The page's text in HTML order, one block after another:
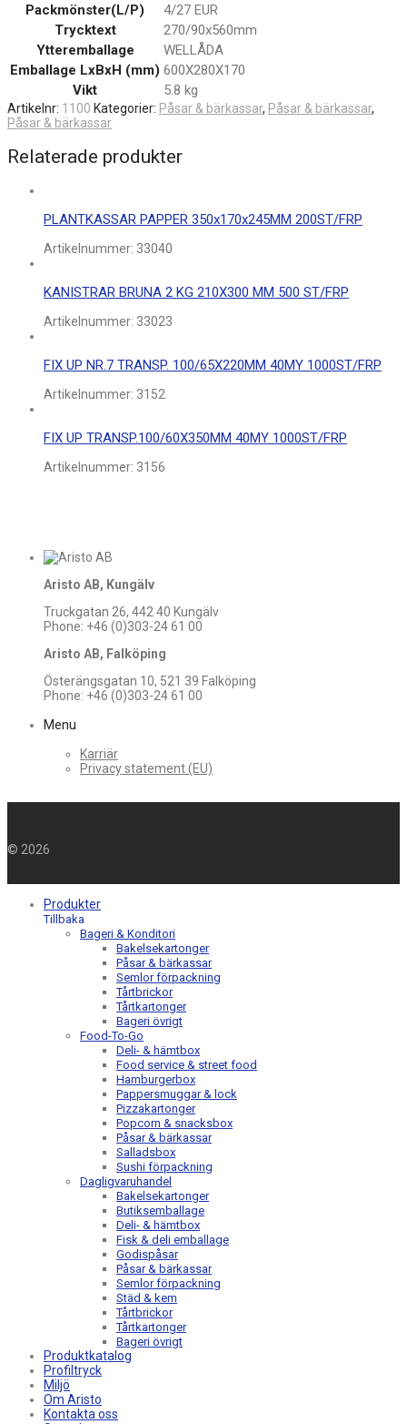
Packmönster(L/P)
4/27 EUR
Trycktext
270/90x560mm
Ytteremballage
WELLÅDA
Emballage LxBxH (mm) 600X280X170
Vikt
5.8 kg
Artikelnr: 1100 Kategorier: Påsar & bärkassar, Påsar & bärkassar,
Påsar & bärkassar
Relaterade produkter
PLANTKASSAR PAPPER 350x170x245MM 200ST/FRP
Artikelnummer: 33040
KANISTRAR BRUNA 2 KG 210X300 MM 500 ST/FRP
Artikelnummer: 33023
FIX UP NR.7 TRANSP. 100/65X220MM 40MY 1000ST/FRP
Artikelnummer: 3152
FIX UP TRANSP.100/60X350MM 40MY 1000ST/FRP
Artikelnummer: 3156
Aristo AB, Kungälv
Truckgatan 26, 442 40 Kungälv
Phone: +46 (0)303-24 61 00
Aristo AB, Falköping
Österängsgatan 10, 521 39 Falköping
Phone: +46 (0)303-24 61 00
Menu
Karriär
Privacy statement (EU)
© 2026
Produkter
Tillbaka
Bageri & Konditori
Bakelsekartonger
Påsar & bärkassar
Semlor förpackning
Tårtbrickor
Tårtkartonger
Bageri övrigt
Food-To-Go
Deli- & hämtbox
Food service & street food
Hamburgerbox
Pappersmuggar & lock
Pizzakartonger
Popcorn & snacksbox
Påsar & bärkassar
Salladsbox
Sushi förpackning
Dagligvaruhandel
Bakelsekartonger
Butiksemballage
Deli- & hämtbox
Fisk & deli emballage
Godispåsar
Påsar & bärkassar
Semlor förpackning
Städ & kem
Tårtbrickor
Tårtkartonger
Bageri övrigt
Produktkatalog
Profiltryck
Miljö
Om Aristo
Kontakta oss